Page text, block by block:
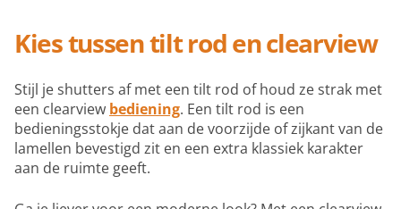
Kies tussen tilt rod en clearview
Stijl je shutters af met een tilt rod of houd ze strak met
een clearview bediening. Een tilt rod is een
bedieningsstokje dat aan de voorzijde of zijkant van de
lamellen bevestigd zit en een extra klassiek karakter
aan de ruimte geeft.